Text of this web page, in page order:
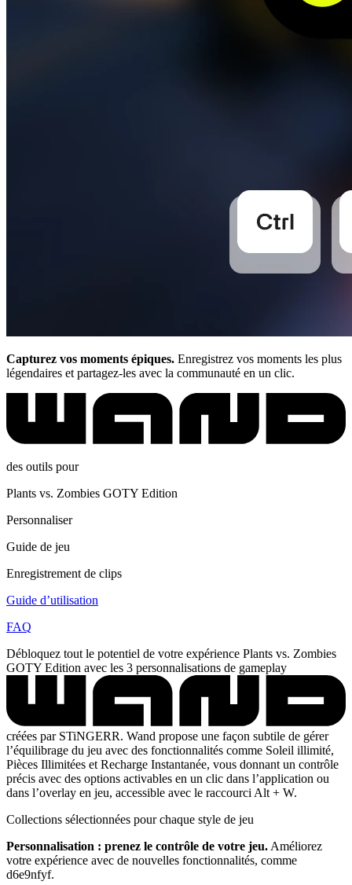
Capturez vos moments épiques. Enregistrez vos moments les plus
légendaires et partagez-les avec la communauté en un clic.
des outils pour
Plants vs. Zombies GOTY Edition
Personnaliser
Guide de jeu
Enregistrement de clips
Guide d’utilisation
FAQ
Débloquez tout le potentiel de votre expérience Plants vs. Zombies
GOTY Edition avec les 3 personnalisations de gameplay
créées par STiNGERR. Wand propose une façon subtile de gérer
l’équilibrage du jeu avec des fonctionnalités comme Soleil illimité,
Pièces Illimitées et Recharge Instantanée, vous donnant un contrôle
précis avec des options activables en un clic dans l’application ou
dans l’overlay en jeu, accessible avec le raccourci Alt + W.
Collections sélectionnées pour chaque style de jeu
Personnalisation : prenez le contrôle de votre jeu. Améliorez
votre expérience avec de nouvelles fonctionnalités, comme
d6e9nfyf.